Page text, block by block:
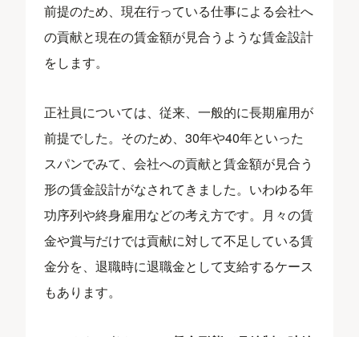
前提のため、現在行っている仕事による会社へ
の貢献と現在の賃金額が見合うような賃金設計
をします。
正社員については、従来、一般的に長期雇用が
前提でした。そのため、30年や40年といった
スパンでみて、会社への貢献と賃金額が見合う
形の賃金設計がなされてきました。いわゆる年
功序列や終身雇用などの考え方です。月々の賃
金や賞与だけでは貢献に対して不足している賃
金分を、退職時に退職金として支給するケース
もあります。